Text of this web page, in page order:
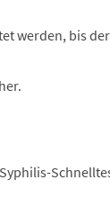
werden, bis